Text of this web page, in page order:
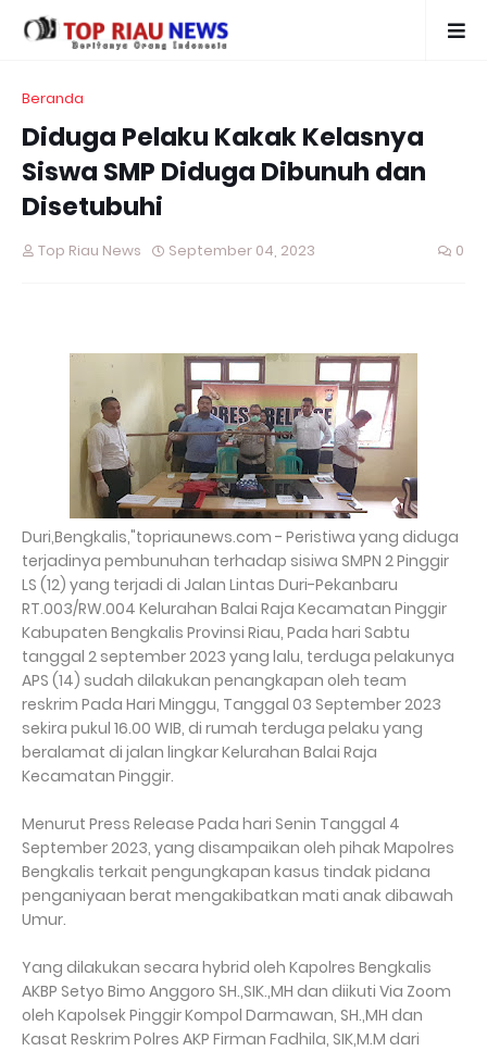
Beranda
Diduga Pelaku Kakak Kelasnya
Siswa SMP Diduga Dibunuh dan
Disetubuhi
Top Riau News September 04, 2023 0
Duri,Bengkalis,"topriaunews.com - Peristiwa yang diduga
terjadinya pembunuhan terhadap sisiwa SMPN 2 Pinggir
LS (12) yang terjadi di Jalan Lintas Duri-Pekanbaru
RT.003/RW.004 Kelurahan Balai Raja Kecamatan Pinggir
Kabupaten Bengkalis Provinsi Riau, Pada hari Sabtu
tanggal 2 september 2023 yang lalu, terduga pelakunya
APS (14) sudah dilakukan penangkapan oleh team
reskrim Pada Hari Minggu, Tanggal 03 September 2023
sekira pukul 16.00 WIB, di rumah terduga pelaku yang
beralamat di jalan lingkar Kelurahan Balai Raja
Kecamatan Pinggir.
Menurut Press Release Pada hari Senin Tanggal 4
September 2023, yang disampaikan oleh pihak Mapolres
Bengkalis terkait pengungkapan kasus tindak pidana
penganiyaan berat mengakibatkan mati anak dibawah
Umur.
Yang dilakukan secara hybrid oleh Kapolres Bengkalis
AKBP Setyo Bimo Anggoro SH.,SIK.,MH dan diikuti Via Zoom
oleh Kapolsek Pinggir Kompol Darmawan, SH.,MH dan
Kasat Reskrim Polres AKP Firman Fadhila, SIK,M.M dari